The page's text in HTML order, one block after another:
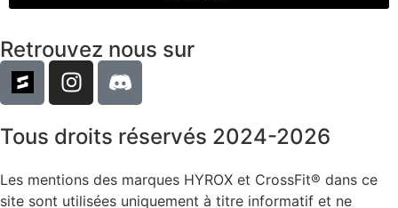
Retrouvez nous sur
Tous droits réservés 2024-2026
Les mentions des marques HYROX et CrossFit® dans ce
site sont utilisées uniquement à titre informatif et ne